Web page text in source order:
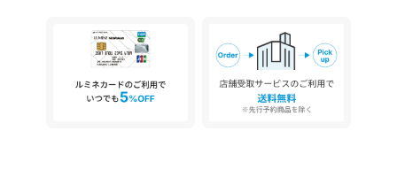
ッグとしても活用できます。
また、スナップフックを備えており、バッグやベルトループに取
り付けて使える仕様に。
素材には環境に配慮したリサイクルポリエステル「ECOPAK」を
採用し、軽量かつ耐久性にも優れた仕上がりになっています。